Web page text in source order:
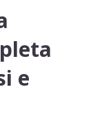
e